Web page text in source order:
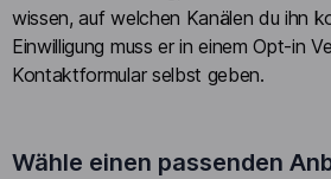
wissen, auf welchen Kanälen du ihn
Einwilligung muss er in einem Opt-in
Kontaktformular selbst geben.
Wähle einen passenden